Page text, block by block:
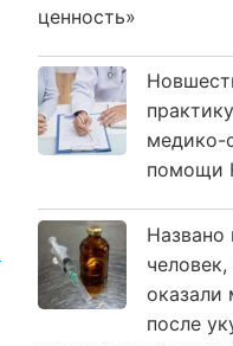
ценность»
медико-
помощи
Названо
после